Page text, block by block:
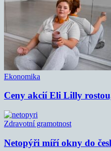
Ekonomika
Ceny akcií Eli Lilly
Zdravotní gramotnost
Netopýři míří okny do